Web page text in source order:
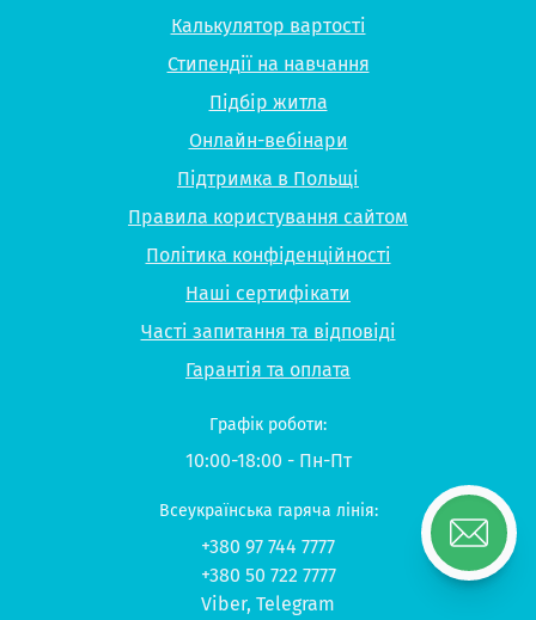
Калькулятор вартості
Стипендії на навчання
Підбір житла
Онлайн-вебінари
Підтримка в Польщі
Правила користування сайтом
Політика конфіденційності
Наші сертифікати
Часті запитання та відповіді
Гарантія та оплата
Графік роботи:
10:00-18:00 - Пн-Пт
Всеукраїнська гаряча лінія:
+380 97 744 7777
+380 50 722 7777
Viber, Telegram